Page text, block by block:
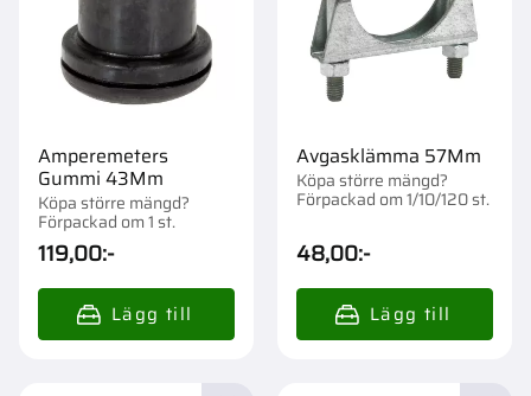
Amperemeters
Gummi 43Mm
Köpa större mängd?
Förpackad om 1 st.
119,00:-
Avgasklämma 57Mm
Köpa större mängd?
Förpackad om 1/10/120 st.
48,00:-